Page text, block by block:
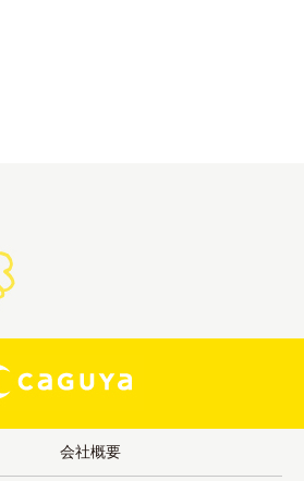
会社概要